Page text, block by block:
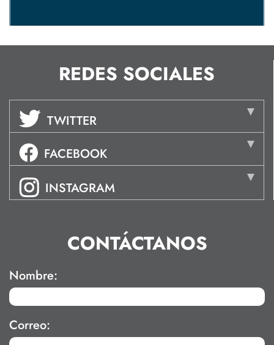
REDES SOCIALES
TWITTER
FACEBOOK
INSTAGRAM
CONTÁCTANOS
Nombre:
Correo: